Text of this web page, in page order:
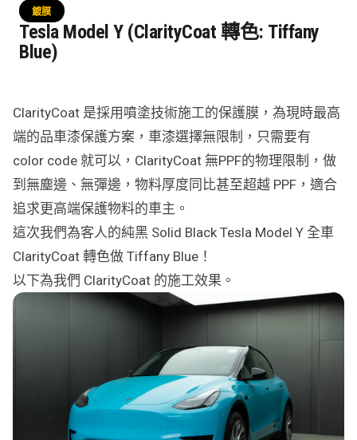
3M® Crystalline™ 玻璃隔熱膜
行車紀錄儀
為您推薦
車漆保護方案建議
鍍膜
Tesla Model Y (ClarityCoat 轉色: Tiffany
Blue)
ClarityCoat 是採用噴塗技術施工的保護膜，為現時最高
端的品車漆保護方案，車漆選擇無限制，只需要有
color code 就可以，ClarityCoat 無PPF的物理限制，做
到無塵邊、無彈邊，物料厚度同比甚至超越 PPF，適合
追求更高端保護物料的車主。
這次我們為客人的純黑 Solid Black Tesla Model Y 全車
ClarityCoat 轉色做 Tiffany Blue！
以下為我們 ClarityCoat 的施工效果。